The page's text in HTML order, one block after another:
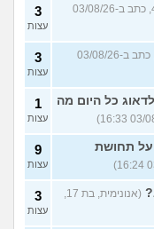
(דן, בן 42, כתב ב-03/08/26
3
עצות
(אנושי, בן 27, כתב ב-03/08/26
3
עצות
כל היום מה
1
עצות
על תחושת
9
עצות
(אנונימית, בת 17,
3
עצות